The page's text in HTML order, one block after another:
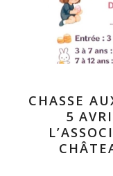
CHASSE
5